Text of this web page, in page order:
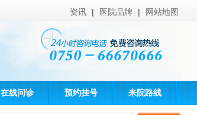
资讯 | 医院品牌 | 网站地图
在线问诊 预约挂号 来院路线